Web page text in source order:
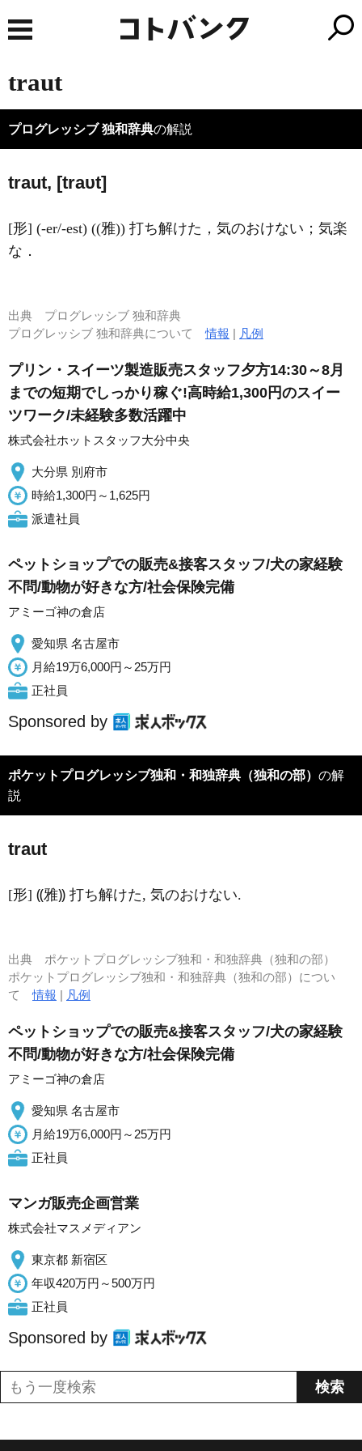
traut
プログレッシブ 独和辞典の解説
traut, [traυt]
[形] (-er/-est) ((雅)) 打ち解けた，気のおけない；気楽
な．
出典 プログレッシブ 独和辞典
プログレッシブ 独和辞典について情報 | 凡例
プリン・スイーツ製造販売スタッフ夕方14:30～8月
までの短期でしっかり稼ぐ!高時給1,300円のスイー
ツワーク/未経験多数活躍中
株式会社ホットスタッフ大分中央
大分県 別府市
時給1,300円～1,625円
派遣社員
ペットショップでの販売&接客スタッフ/犬の家経験
不問/動物が好きな方/社会保険完備
アミーゴ神の倉店
愛知県 名古屋市
月給19万6,000円～25万円
正社員
Sponsored by
ポケットプログレッシブ独和・和独辞典（独和の部） の解
説
traut
[形] ⸨雅⸩ 打ち解けた, 気のおけない.
出典 ポケットプログレッシブ独和・和独辞典（独和の部）
ポケットプログレッシブ独和・和独辞典（独和の部）につい
て情報 | 凡例
ペットショップでの販売&接客スタッフ/犬の家経験
不問/動物が好きな方/社会保険完備
アミーゴ神の倉店
愛知県 名古屋市
月給19万6,000円～25万円
正社員
マンガ販売企画営業
株式会社マスメディアン
東京都 新宿区
年収420万円～500万円
正社員
Sponsored by